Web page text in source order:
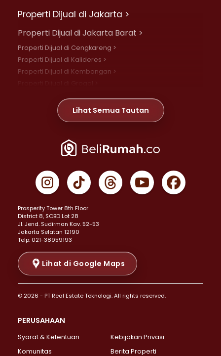
Properti Dijual di Jakarta >
Properti Dijual di Jakarta Barat >
Properti Dijual di Cengkareng >
Properti Dijual di Kalideres >
Properti Dijual di Kembangan >
Properti Dijual di Meruya >
Properti Dijual di Jelambar >
Properti Dijual di Jakarta Pusat >
Properti Dijual di Gambir >
Properti Dijual di Johar Baru >
Properti Dijual di Menteng >
Properti Dijual di Senen >
Properti Dijual di Tanah Abang >
Properti Dijual di Cikini >
Properti Dijual di Kramat >
Properti Dijual di Pasar Baru >
Properti Dijual di Bendungan Hilir >
Properti Dijual di Jakarta Selatan >
Properti Dijual di Lebak Bulus >
Properti Dijual di Gandaria Selatan >
Properti Dijual di Pondok Labu >
Lihat Semua Tautan
Prosperity Tower 8th Floor
District 8, SCBD Lot 28
JI. Jend. Sudirman Kav. 52-53
Jakarta Selatan 12190
Telp: 021-38959193
Lihat di Google Maps
© 2026 - PT Real Estate Teknologi. All rights reserved.
PERUSAHAAN
Syarat & Ketentuan
Kebijakan Privasi
Komunitas
Berita Properti